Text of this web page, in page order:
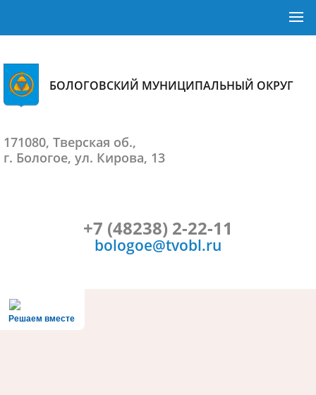
БОЛОГОВСКИЙ МУНИЦИПАЛЬНЫЙ ОКРУГ
171080, Тверская об.,
г. Бологое, ул. Кирова, 13
+7 (48238) 2-22-11
bologoe@tvobl.ru
Решаем вместе